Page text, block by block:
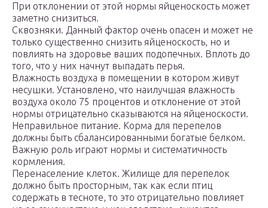
При отклонении от этой нормы яйценоскость может
заметно снизиться.
Сквозняки. Данный фактор очень опасен и может не
только существенно снизить яйценоскость, но и
повлиять на здоровье ваших подопечных. Вплоть до
того, что у них начнут выпадать перья.
Влажность воздуха в помещении в котором живут
несушки. Установлено, что наилучшая влажность
воздуха около 75 процентов и отклонение от этой
нормы отрицательно сказываются на яйценоскости.
Неправильное питание. Корма для перепелов
должны быть сбалансированными богатые белком.
Важную роль играют нормы и систематичность
кормления.
Перенаселение клеток. Жилище для перепелок
должно быть просторным, так как если птиц
содержать в тесноте, то это отрицательно повлияет